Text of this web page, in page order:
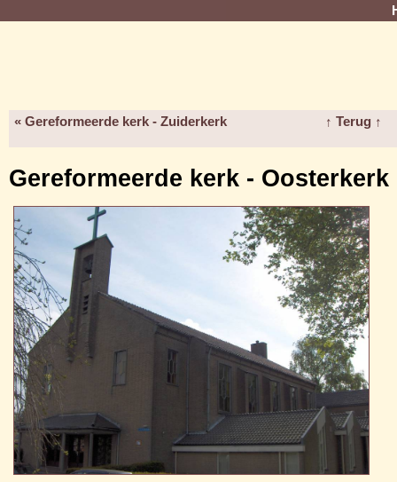
« Gereformeerde kerk - Zuiderkerk ↑ Terug ↑
Gereformeerde kerk - Oosterkerk